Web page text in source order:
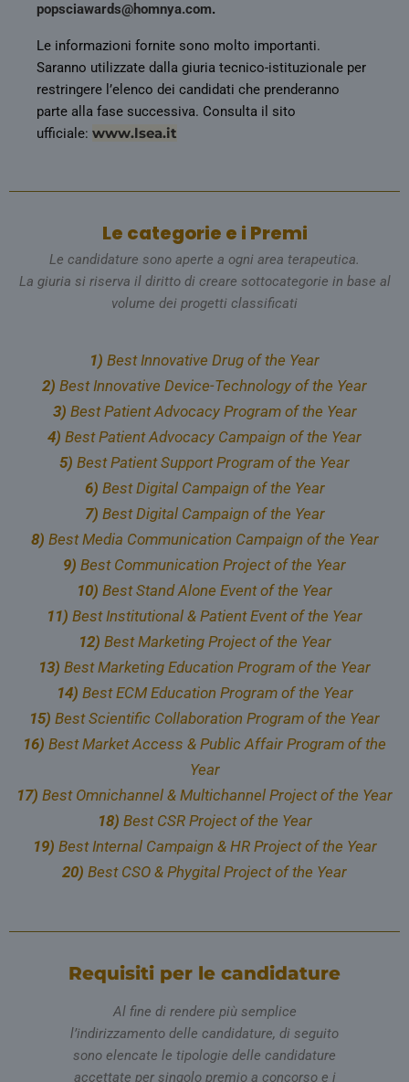
popsciawards@homnya.com.
Le informazioni fornite sono molto importanti.
Saranno utilizzate dalla giuria tecnico-istituzionale per
restringere l’elenco dei candidati che prenderanno
parte alla fase successiva. Consulta il sito
ufficiale: www.lsea.it
Le categorie e i Premi
Le candidature sono aperte a ogni area terapeutica.
La giuria si riserva il diritto di creare sottocategorie in base al
volume dei progetti classificati
1) Best Innovative Drug of the Year
2) Best Innovative Device-Technology of the Year
3) Best Patient Advocacy Program of the Year
4) Best Patient Advocacy Campaign of the Year
5) Best Patient Support Program of the Year
6) Best Digital Campaign of the Year
7) Best Digital Campaign of the Year
8) Best Media Communication Campaign of the Year
9) Best Communication Project of the Year
10) Best Stand Alone Event of the Year
11) Best Institutional & Patient Event of the Year
12) Best Marketing Project of the Year
13) Best Marketing Education Program of the Year
14) Best ECM Education Program of the Year
15) Best Scientific Collaboration Program of the Year
16) Best Market Access & Public Affair Program of the
Year
17) Best Omnichannel & Multichannel Project of the Year
18) Best CSR Project of the Year
19) Best Internal Campaign & HR Project of the Year
20) Best CSO & Phygital Project of the Year
Requisiti per le candidature
Al fine di rendere più semplice
l’indirizzamento delle candidature, di seguito
sono elencate le tipologie delle candidature
accettate per singolo premio a concorso e i